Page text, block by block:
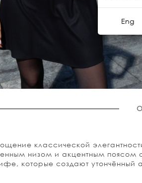
классической
низом и акцентным поясом
которые создают утончённый
Eng